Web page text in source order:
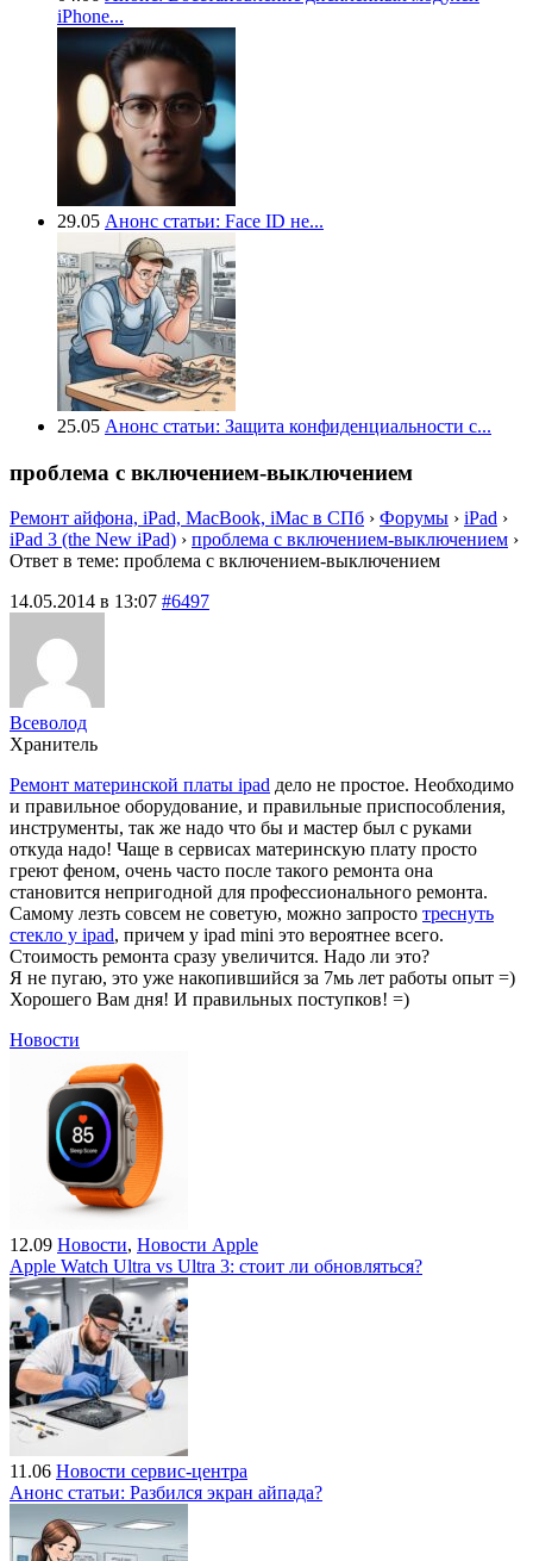
iPhone...
29.05 Анонс статьи: Face ID не...
25.05 Анонс статьи: Защита конфиденциальности с...
проблема с включением-выключением
Ремонт айфона, iPad, MacBook, iMac в СПб › Форумы › iPad ›
iPad 3 (the New iPad) › проблема с включением-выключением ›
Ответ в теме: проблема с включением-выключением
14.05.2014 в 13:07 #6497
Всеволод
Хранитель
Ремонт материнской платы ipad дело не простое. Необходимо
и правильное оборудование, и правильные приспособления,
инструменты, так же надо что бы и мастер был с руками
откуда надо! Чаще в сервисах материнскую плату просто
греют феном, очень часто после такого ремонта она
становится непригодной для профессионального ремонта.
Самому лезть совсем не советую, можно запросто треснуть
стекло у ipad, причем у ipad mini это вероятнее всего.
Стоимость ремонта сразу увеличится. Надо ли это?
Я не пугаю, это уже накопившийся за 7мь лет работы опыт =)
Хорошего Вам дня! И правильных поступков! =)
Новости
12.09 Новости, Новости Apple
Apple Watch Ultra vs Ultra 3: стоит ли обновляться?
11.06 Новости сервис-центра
Анонс статьи: Разбился экран айпада?